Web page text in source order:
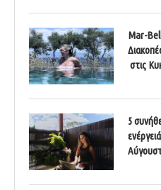
Mar-
στις
5